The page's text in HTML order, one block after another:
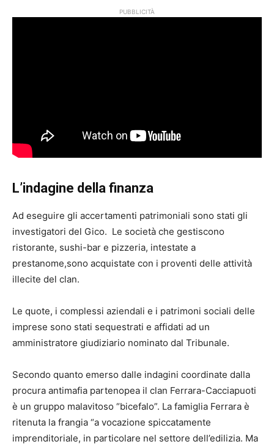
PUBBLICITÀ
L’indagine della finanza
Ad eseguire gli accertamenti patrimoniali sono stati gli
investigatori del Gico. Le società che gestiscono
ristorante, sushi-bar e pizzeria, intestate a
prestanome,sono acquistate con i proventi delle attività
illecite del clan.
Le quote, i complessi aziendali e i patrimoni sociali delle
imprese sono stati sequestrati e affidati ad un
amministratore giudiziario nominato dal Tribunale.
Secondo quanto emerso dalle indagini coordinate dalla
procura antimafia partenopea il clan Ferrara-Cacciapuoti
è un gruppo malavitoso “bicefalo”. La famiglia Ferrara è
ritenuta la frangia “a vocazione spiccatamente
imprenditoriale, in particolare nel settore dell’edilizia. Ma